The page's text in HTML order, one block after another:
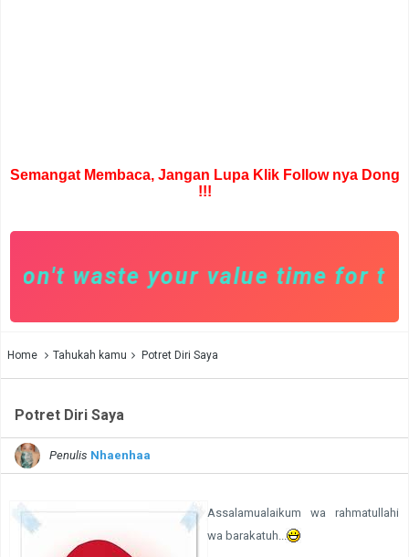
Semangat Membaca, Jangan Lupa Klik Follow nya Dong
!!!
waste your value time for
Home Tahukah kamu Potret Diri Saya
Potret Diri Saya
Penulis Nhaenhaa
Assalamualaikum wa rahmatullahi
wa barakatuh...